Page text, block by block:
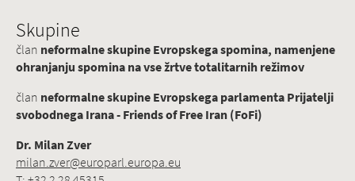
Skupine
član neformalne skupine Evropskega spomina, namenjene
ohranjanju spomina na vse žrtve totalitarnih režimov
član neformalne skupine Evropskega parlamenta Prijatelji
svobodnega Irana - Friends of Free Iran (FoFi)
Dr. Milan Zver
milan.zver@europarl.europa.eu